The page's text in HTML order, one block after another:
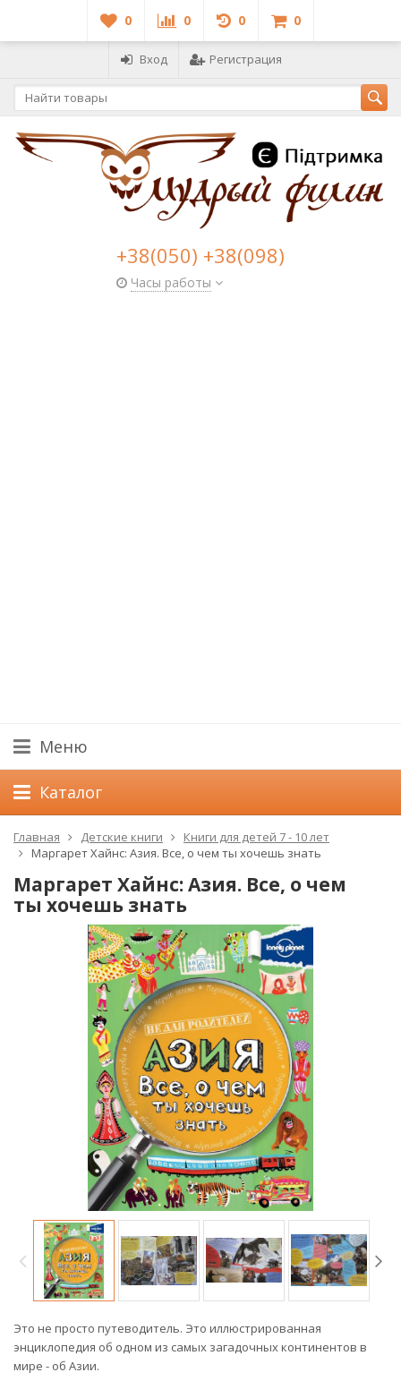
0 0 0 0
Вход Регистрация
+38(050) +38(098)
Часы работы
Меню
Каталог
Главная Детские книги
Книги для детей 7 - 10 лет
Маргарет Хайнс: Азия. Все, о чем ты хочешь знать
Маргарет Хайнс: Азия. Все, о чем
ты хочешь знать
Это не просто путеводитель. Это иллюстрированная
энциклопедия об одном из самых загадочных континентов в
мире - об Азии.